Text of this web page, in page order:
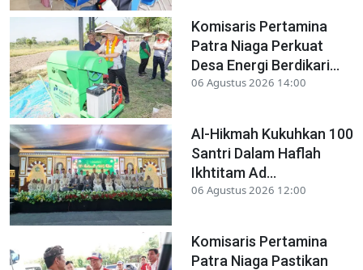
Komisaris Pertamina
Patra Niaga Perkuat
Desa Energi Berdikari...
06 Agustus 2026 14:00
Al-Hikmah Kukuhkan 100
Santri Dalam Haflah
Ikhtitam Ad...
06 Agustus 2026 12:00
Komisaris Pertamina
Patra Niaga Pastikan